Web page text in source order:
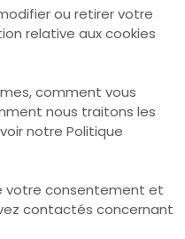
ou retirer votre
relative aux cookies
comment vous
nous traitons les
notre Politique
votre consentement et
contactés concernant